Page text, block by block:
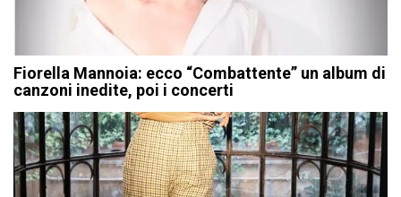
Fiorella Mannoia: ecco “Combattente” un album di
canzoni inedite, poi i concerti